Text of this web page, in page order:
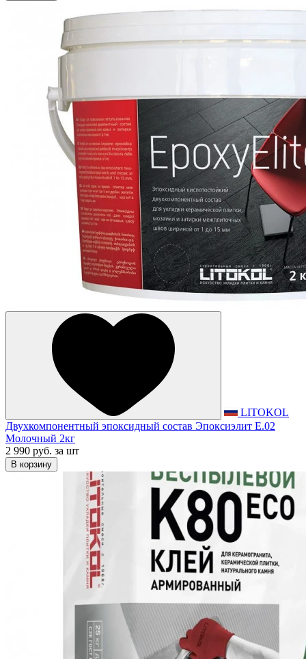
LITOKOL
Двухкомпонентный эпоксидный состав Эпоксиэлит E.02
Молочный 2кг
2 990 руб. за шт
В корзину